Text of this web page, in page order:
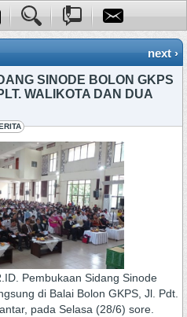
next ›
SINODE BOLON GKPS
WALIKOTA DAN DUA
Pembukaan Sidang Sinode
di Balai Bolon GKPS, Jl. Pdt.
pada Selasa (28/6) sore.